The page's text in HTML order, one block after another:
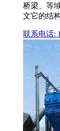
桥梁、等
文它的结
联系电话: